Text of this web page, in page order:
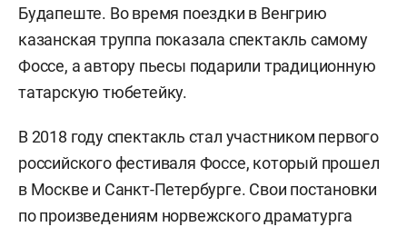
Будапеште. Во время поездки в Венгрию
казанская труппа показала спектакль самому
Фоссе, а автору пьесы подарили традиционную
татарскую тюбетейку.
В 2018 году спектакль стал участником первого
российского фестиваля Фоссе, который прошел
в Москве и Санкт-Петербурге. Свои постановки
по произведениям норвежского драматурга